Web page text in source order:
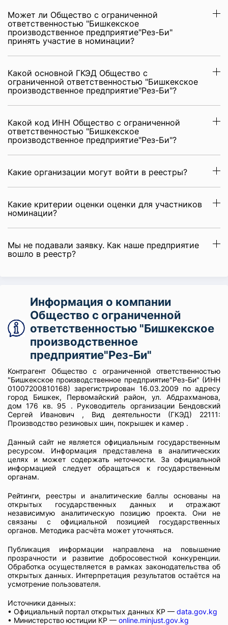
Может ли Общество с ограниченной
ответственностью "Бишкекское
производственное предприятие"Рез-Би"
принять участие в номинации?
Какой основной ГКЭД Общество с
ограниченной ответственностью "Бишкекское
производственное предприятие"Рез-Би"?
Какой код ИНН Общество с ограниченной
ответственностью "Бишкекское
производственное предприятие"Рез-Би"?
Какие организации могут войти в реестры?
Какие критерии оценки оценки для участников
номинации?
Мы не подавали заявку. Как наше предприятие
вошло в реестр?
Информация о компании
Общество с ограниченной
ответственностью "Бишкекское
производственное
предприятие"Рез-Би"
Контрагент Общество с ограниченной ответственностью
"Бишкекское производственное предприятие"Рез-Би" (ИНН
01007200810168) зарегистрирован 16.03.2009 по адресу
город Бишкек, Первомайский район, ул. Абдрахманова,
дом 176 кв. 95 . Руководитель организации Бендовский
Сергей Иванович , Вид деятельности (ГКЭД) 22111:
Производство резиновых шин, покрышек и камер .
Данный сайт не является официальным государственным
ресурсом. Информация представлена в аналитических
целях и может содержать неточности. За официальной
информацией следует обращаться к государственным
органам.
Рейтинги, реестры и аналитические баллы основаны на
открытых государственных данных и отражают
независимую аналитическую позицию проекта. Они не
связаны с официальной позицией государственных
органов. Методика расчёта может уточняться.
Публикация информации направлена на повышение
прозрачности и развитие добросовестной конкуренции.
Обработка осуществляется в рамках законодательства об
открытых данных. Интерпретация результатов остаётся на
усмотрение пользователя.
Источники данных:
• Официальный портал открытых данных КР — data.gov.kg
• Министерство юстиции КР — online.minjust.gov.kg